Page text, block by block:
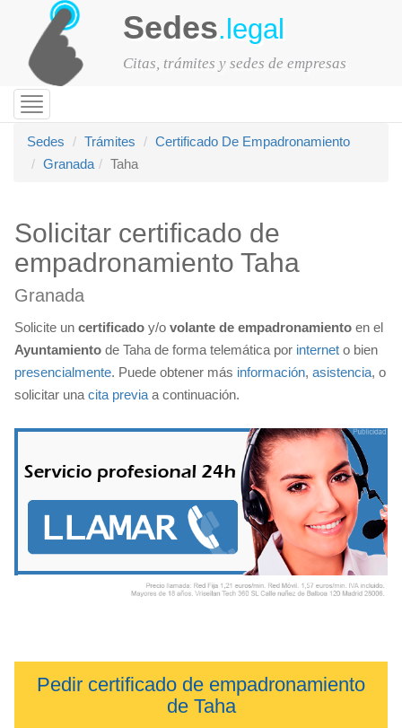
Sedes.legal
Citas, trámites y sedes de empresas
Toggle
navigation
Sedes
Trámites
Certificado De Empadronamiento
Granada
Taha
Solicitar certificado de
empadronamiento Taha
Granada
Solicite un certificado y/o volante de empadronamiento en el
Ayuntamiento de Taha de forma telemática por internet o bien
presencialmente. Puede obtener más información, asistencia, o
solicitar una cita previa a continuación.
Pedir certificado de empadronamiento
de Taha